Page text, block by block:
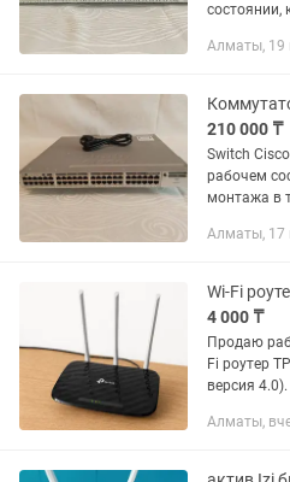
состоянии,
питания.
Алматы, 19
210 000 ₸
Switch
рабочем
монтажа в
WS-C3850-
Алматы, 17
Wi-Fi
4 000 ₸
Продаю
Fi роутер
версия 4.0). Характеристики: — 2
скорость
Алматы,